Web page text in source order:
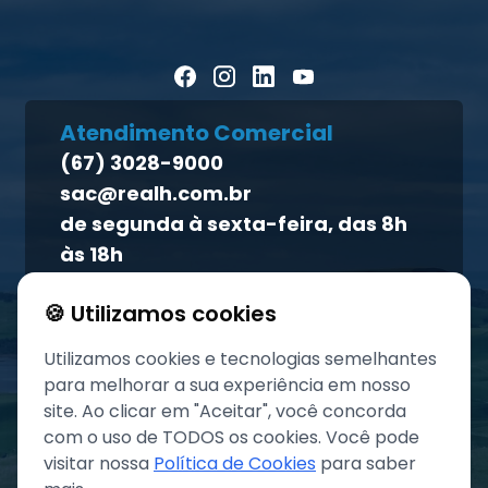
Direito dos titulares
Política de qualidade
Atendimento ao titular
Canal de ética
Blog Pecuária Forte
Homeopet
Atendimento Comercial
(67) 3028-9000
sac@realh.com.br
de segunda à sexta-feira, das 8h
às 18h
🍪 Utilizamos cookies
Utilizamos cookies e tecnologias semelhantes
para melhorar a sua experiência em nosso
site. Ao clicar em "Aceitar", você concorda
com o uso de TODOS os cookies. Você pode
visitar nossa Política de Cookies para saber